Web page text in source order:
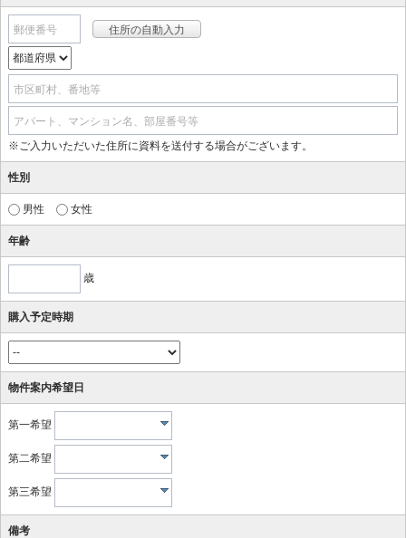
郵便番号
市区町村、番地等
アパート、マンション名、部屋番号等
※ご入力いただいた住所に資料を送付する場合がございます。
性別
男性 女性
年齢
歳
購入予定時期
物件案内希望日
第一希望
第二希望
第三希望
備考